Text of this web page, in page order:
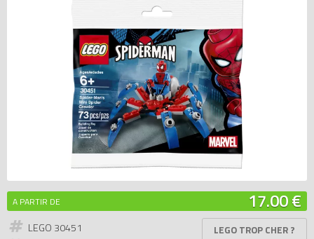
EXPOSITIONS LEGO
LEGO LES PLUS CHERS
DERNIERS LEGO AJOUTÉS
A PARTIR DE 17.00 €
LEGO 30451
LEGO TROP CHER ?